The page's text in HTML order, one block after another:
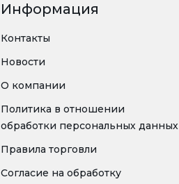
Информация
Контакты
Новости
О компании
Политика в отношении
обработки персональных данных
Правила торговли
Согласие на обработку